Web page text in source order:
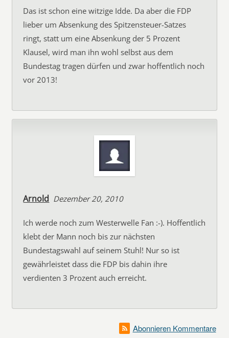
Das ist schon eine witzige Idde. Da aber die FDP
lieber um Absenkung des Spitzensteuer-Satzes
ringt, statt um eine Absenkung der 5 Prozent
Klausel, wird man ihn wohl selbst aus dem
Bundestag tragen dürfen und zwar hoffentlich noch
vor 2013!
Arnold Dezember 20, 2010
Ich werde noch zum Westerwelle Fan :-). Hoffentlich
klebt der Mann noch bis zur nächsten
Bundestagswahl auf seinem Stuhl! Nur so ist
gewährleistet dass die FDP bis dahin ihre
verdienten 3 Prozent auch erreicht.
Abonnieren Kommentare